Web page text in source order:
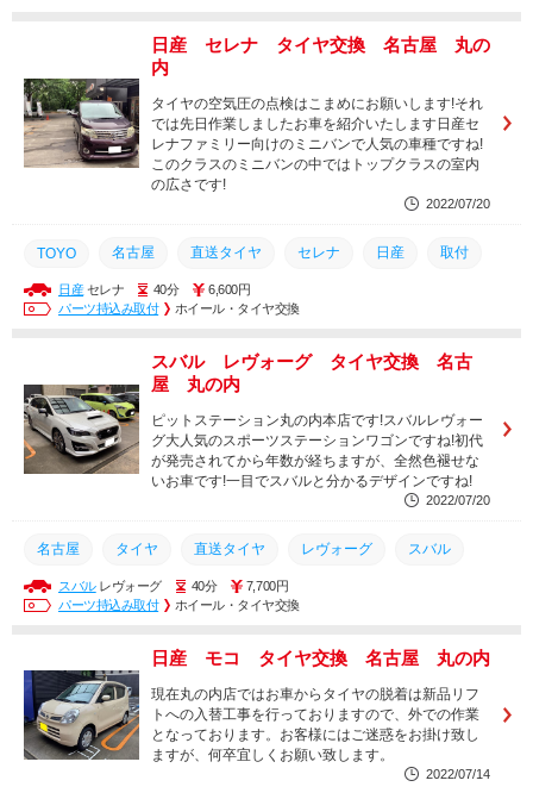
日産 セレナ タイヤ交換 名古屋 丸の
内
タイヤの空気圧の点検はこまめにお願いします!それ
では先日作業しましたお車を紹介いたします日産セ
レナファミリー向けのミニバンで人気の車種ですね!
このクラスのミニバンの中ではトップクラスの室内
の広さです!
2022/07/20
TOYO 名古屋 直送タイヤ セレナ 日産 取付
タイヤ 交換
日産セレナ 40分
6,600円
パーツ持込み取付
ホイール・タイヤ交換
スバル レヴォーグ タイヤ交換 名古
屋 丸の内
ピットステーション丸の内本店です!スバルレヴォー
グ大人気のスポーツステーションワゴンですね!初代
が発売されてから年数が経ちますが、全然色褪せな
いお車です!一目でスバルと分かるデザインですね!
2022/07/20
名古屋 タイヤ 直送タイヤ レヴォーグ スバル
交換スバルレヴォーグ 40分
7,700円
パーツ持込み取付
ホイール・タイヤ交換
日産 モコ タイヤ交換 名古屋 丸の内
現在丸の内店ではお車からタイヤの脱着は新品リフ
トへの入替工事を行っておりますので、外での作業
となっております。お客様にはご迷惑をお掛け致し
ますが、何卒宜しくお願い致します。
2022/07/14